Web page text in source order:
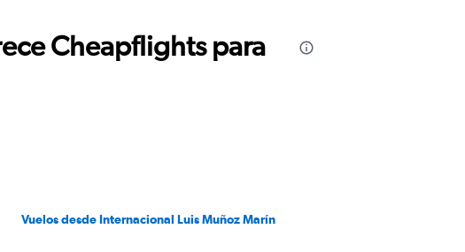
Cheapflights para
Vuelos desde Internacional Luis Muñoz Marín